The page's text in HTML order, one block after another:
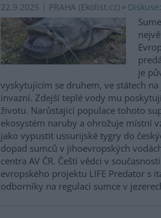
22.9.2025 | PRAHA (Ekolist.cz)
je
vyskytujícím se druhem, ve státech
invazní. Zdejší teplé vody mu
životu. Narůstající populace tohoto
ekosystém naruby a ohrožuje místní
jako vypustit ussurijské tygry do
dopad sumců v jihoevropských
centra AV ČR. Čeští vědci v
evropského projektu LIFE Predator s
odborníky na regulaci sumce v